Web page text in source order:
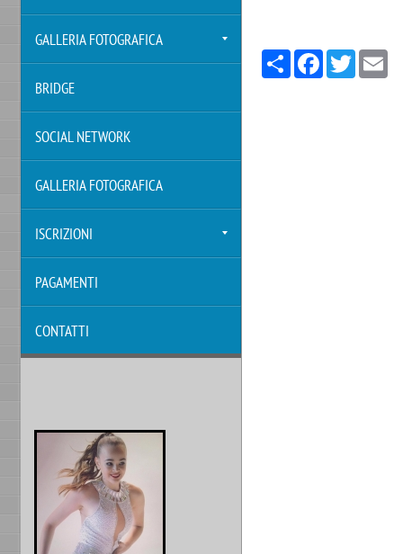
Share FacebookTwitter
GALLERIA FOTOGRAFICA
BRIDGE
SOCIAL NETWORK
GALLERIA FOTOGRAFICA
ISCRIZIONI
PAGAMENTI
CONTATTI